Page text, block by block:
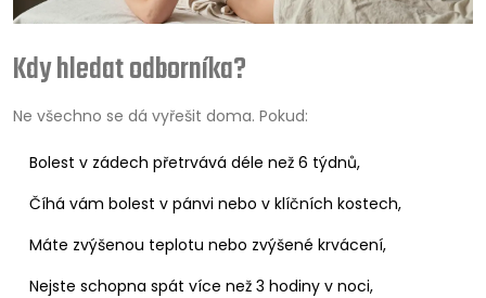
Kdy hledat odborníka?
Ne všechno se dá vyřešit doma. Pokud:
Bolest v zádech přetrvává déle než 6 týdnů,
Číhá vám bolest v pánvi nebo v klíčních kostech,
Máte zvýšenou teplotu nebo zvýšené krvácení,
Nejste schopna spát více než 3 hodiny v noci,